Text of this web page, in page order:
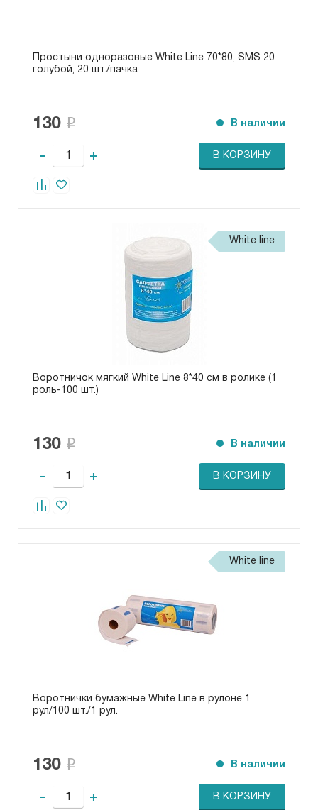
Простыни одноразовые White Line 70*80, SMS 20
голубой, 20 шт./пачка
130 В наличии
- + В КОРЗИНУ
White line
Воротничок мягкий White Line 8*40 см в ролике (1
роль-100 шт.)
130 В наличии
- + В КОРЗИНУ
White line
Воротнички бумажные White Line в рулоне 1
рул/100 шт./1 рул.
130 В наличии
- + В КОРЗИНУ